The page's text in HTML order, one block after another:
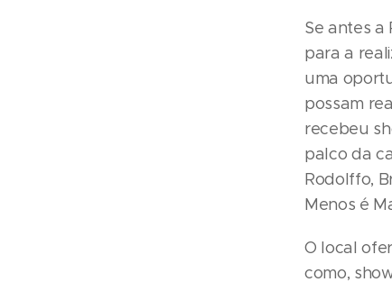
Se antes
para a
uma
possam
recebeu
palco da
Rodolffo,
Menos é
O local
como,